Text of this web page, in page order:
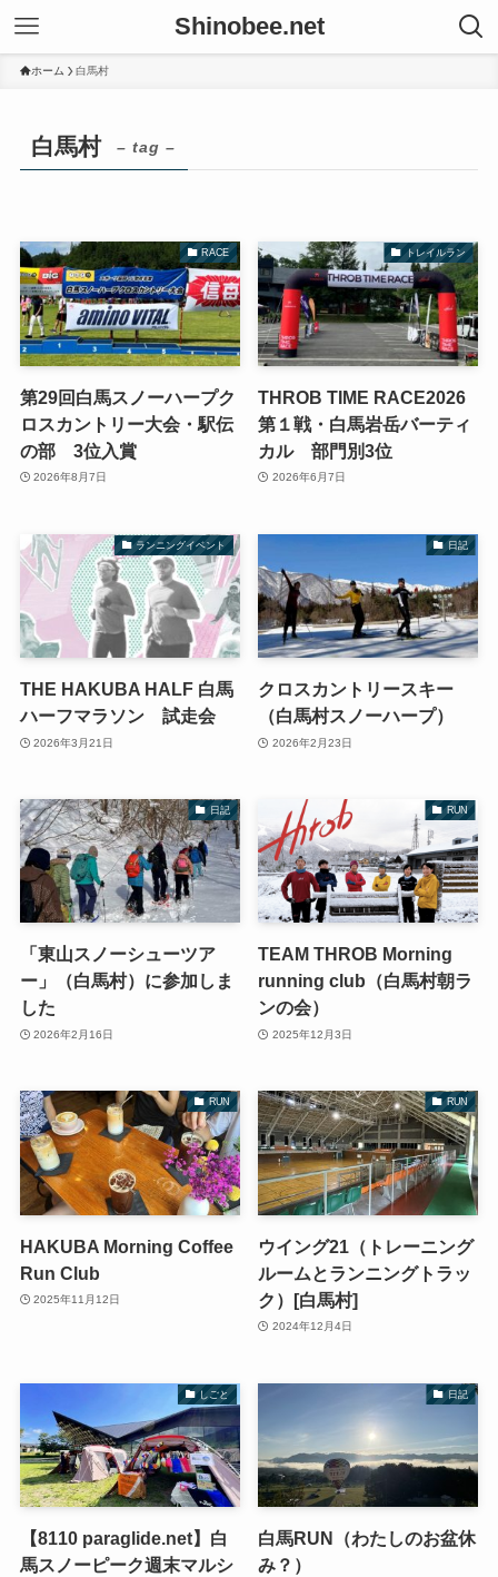
Shinobee.net
ホーム 白馬村
白馬村 – tag –
RACE
第29回白馬スノーハープク
ロスカントリー大会・駅伝
の部 3位入賞
2026年8月7日
トレイルラン
THROB TIME RACE2026
第１戦・白馬岩岳バーティ
カル 部門別3位
2026年6月7日
ランニングイベント
THE HAKUBA HALF 白馬
ハーフマラソン 試走会
2026年3月21日
日記
クロスカントリースキー
（白馬村スノーハープ）
2026年2月23日
日記
「東山スノーシューツア
ー」（白馬村）に参加しま
した
2026年2月16日
RUN
TEAM THROB Morning
running club（白馬村朝ラ
ンの会）
2025年12月3日
RUN
HAKUBA Morning Coffee
Run Club
2025年11月12日
RUN
ウイング21（トレーニング
ルームとランニングトラッ
ク）[白馬村]
2024年12月4日
しごと
【8110 paraglide.net】白
馬スノーピーク週末マルシ
日記
白馬RUN（わたしのお盆休
み？）